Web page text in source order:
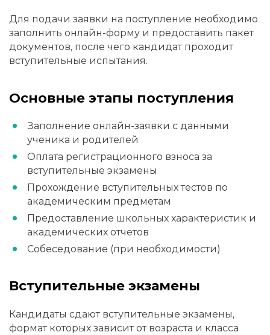
Для подачи заявки на поступление необходимо
заполнить онлайн-форму и предоставить пакет
документов, после чего кандидат проходит
вступительные испытания.
Основные этапы поступления
Заполнение онлайн-заявки с данными
ученика и родителей
Оплата регистрационного взноса за
вступительные экзамены
Прохождение вступительных тестов по
академическим предметам
Предоставление школьных характеристик и
академических отчетов
Собеседование (при необходимости)
Вступительные экзамены
Кандидаты сдают вступительные экзамены,
формат которых зависит от возраста и класса